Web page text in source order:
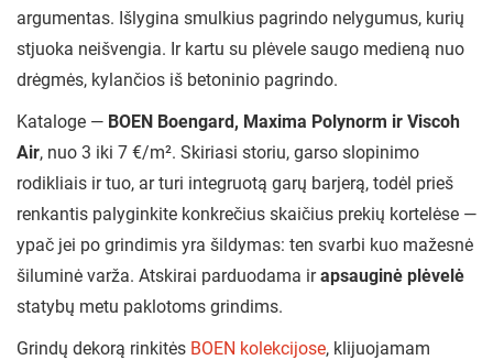
argumentas. Išlygina smulkius pagrindo nelygumus, kurių
stjuoka neišvengia. Ir kartu su plėvele saugo medieną nuo
drėgmės, kylančios iš betoninio pagrindo.
Kataloge — BOEN Boengard, Maxima Polynorm ir Viscoh
Air, nuo 3 iki 7 €/m². Skiriasi storiu, garso slopinimo
rodikliais ir tuo, ar turi integruotą garų barjerą, todėl prieš
renkantis palyginkite konkrečius skaičius prekių kortelėse —
ypač jei po grindimis yra šildymas: ten svarbi kuo mažesnė
šiluminė varža. Atskirai parduodama irapsauginė plėvelė
statybų metu paklotoms grindims.
Grindų dekorą rinkitės BOEN kolekcijose, klijuojamam